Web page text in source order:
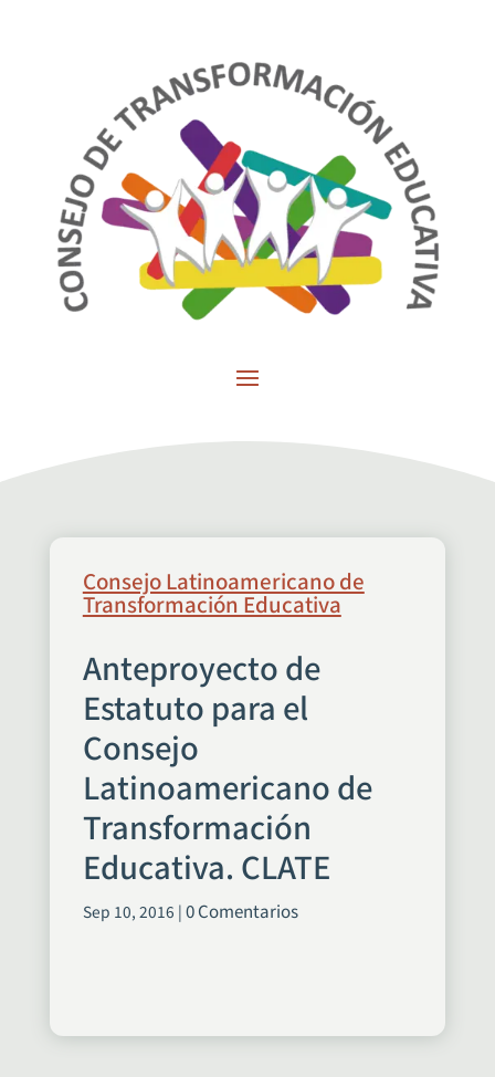
Consejo Latinoamericano de
Transformación Educativa
Anteproyecto de
Estatuto para el
Consejo
Latinoamericano de
Transformación
Educativa. CLATE
Sep 10, 2016 | 0 Comentarios